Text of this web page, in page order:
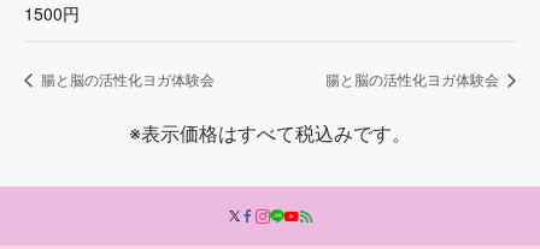
1500円
腸と脳の活性化ヨガ体験会 腸と脳の活性化ヨガ体験会
※表示価格はすべて税込みです。